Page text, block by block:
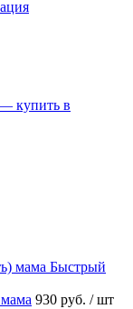
Быстрый
930 руб. / шт